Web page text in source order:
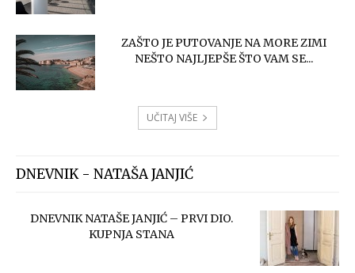
ZAŠTO JE PUTOVANJE NA MORE ZIMI
NEŠTO NAJLJEPŠE ŠTO VAM SE...
UČITAJ VIŠE
DNEVNIK - NATAŠA JANJIĆ
DNEVNIK NATAŠE JANJIĆ – PRVI DIO.
KUPNJA STANA